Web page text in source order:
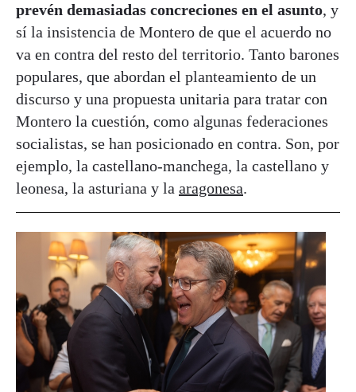
prevén demasiadas concreciones en el asunto, y
sí la insistencia de Montero de que el acuerdo no
va en contra del resto del territorio. Tanto barones
populares, que abordan el planteamiento de un
discurso y una propuesta unitaria para tratar con
Montero la cuestión, como algunas federaciones
socialistas, se han posicionado en contra. Son, por
ejemplo, la castellano-manchega, la castellano y
leonesa, la asturiana y la aragonesa.